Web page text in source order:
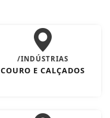
/INDÚSTRIAS
COURO E CALÇADOS